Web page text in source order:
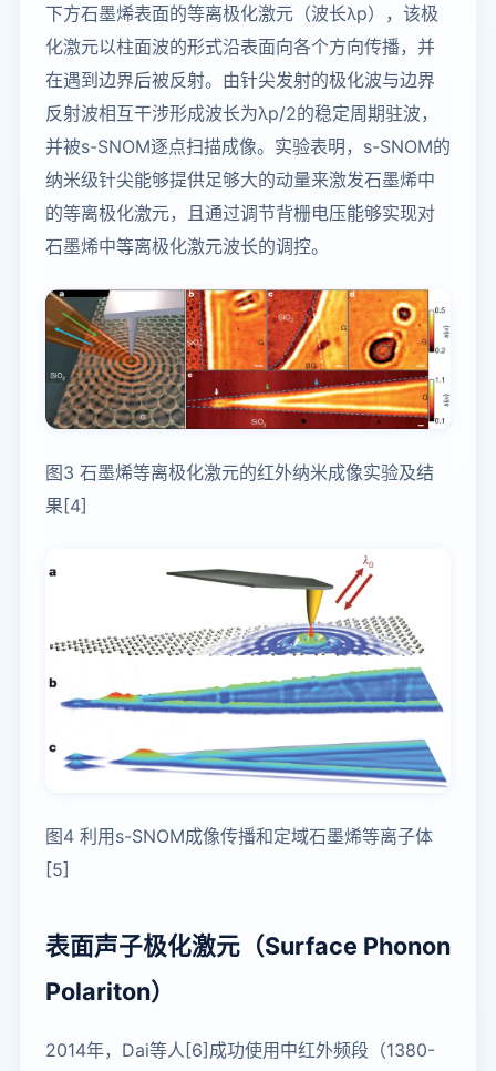
下方石墨烯表面的等离极化激元（波长λp），该极
化激元以柱面波的形式沿表面向各个方向传播，并
在遇到边界后被反射。由针尖发射的极化波与边界
反射波相互干涉形成波长为λp/2的稳定周期驻波，
并被s-SNOM逐点扫描成像。实验表明，s-SNOM的
纳米级针尖能够提供足够大的动量来激发石墨烯中
的等离极化激元，且通过调节背栅电压能够实现对
石墨烯中等离极化激元波长的调控。
图3 石墨烯等离极化激元的红外纳米成像实验及结
果[4]
图4 利用s-SNOM成像传播和定域石墨烯等离子体
[5]
表面声子极化激元（Surface Phonon
Polariton）
2014年，Dai等人[6]成功使用中红外频段（1380-